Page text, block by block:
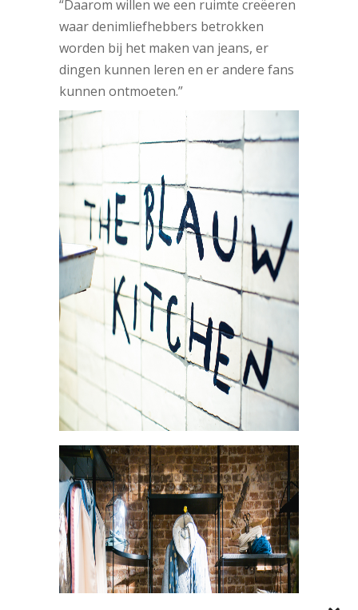
“Daarom willen we een ruimte creëeren
waar denimliefhebbers betrokken
worden bij het maken van jeans, er
dingen kunnen leren en er andere fans
kunnen ontmoeten.”